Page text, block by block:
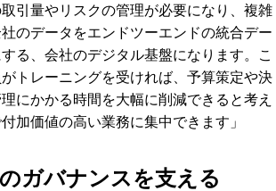
引量やリスクの管理が必要になり、複雑
のデータをエンドツーエンドの統合デー
る、会社のデジタル基盤になります。こ
トレーニングを受ければ、予算策定や決
にかかる時間を大幅に削減できると考え
加価値の高い業務に集中できます」
ガバナンスを支える